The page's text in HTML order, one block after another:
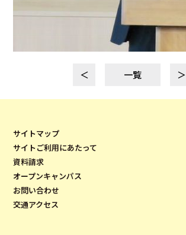
＜ 一覧 ＞
サイトマップ
サイトご利用にあたって
資料請求
オープンキャンパス
お問い合わせ
交通アクセス